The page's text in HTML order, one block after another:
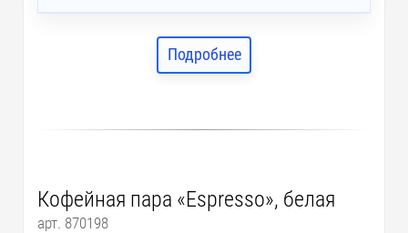
Подробнее
Кофейная пара «Espresso», белая
арт. 870198